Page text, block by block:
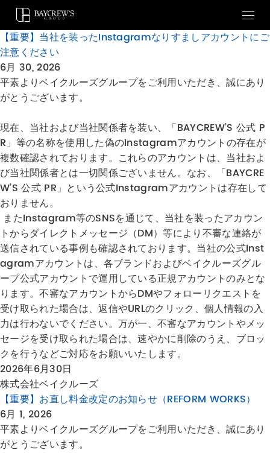
【重要】当社を装ったInstagramなりすましアカウントにご
注意ください
6月 30, 2026
平素よりベイクルーズグループをご利用いただき、誠にあり
がとうございます。
現在、当社および当社関係者を装い、「BAYCREW’S 公式 P
R」等の名称を使用した偽のInstagramアカウントの存在が
複数確認されております。これらのアカウントは、当社およ
び当社関係者とは一切関係ございません。なお、「BAYCRE
W’S 公式 PR」という公式Instagramアカウントは存在して
おりません。
またInstagram等のSNSを通じて、当社を装ったアカウン
トからダイレクトメッセージ（DM）等により不審な連絡が
送信されている事例も確認されております。当社の公式Inst
agramアカウントは、各ブランドおよびベイクルーズグル
ープ公式アカウントで運用している正規アカウントのみとな
ります。不審なアカウントからDMやフォローリクエストを
受け取られた場合は、返信やURLのクリック、個人情報の入
力は行わないでください。万が一、不審なアカウントやメッ
セージを受け取られた場合は、速やかに削除のうえ、ブロッ
クを行うなどご対応をお願いいたします。
2026年6月30日
株式会社ベイクルーズ
【重要】お直し料金改定のお知らせ（REFORM WORKS）
6月 1, 2026
平素よりベイクルーズグループをご利用いただき、誠にあり
がとうございます。